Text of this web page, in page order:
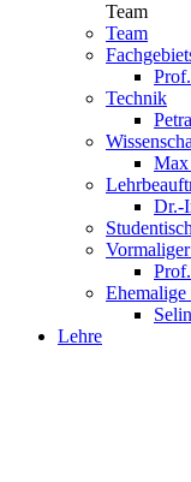
Team
Team
Technik
Dr.-
Lehre